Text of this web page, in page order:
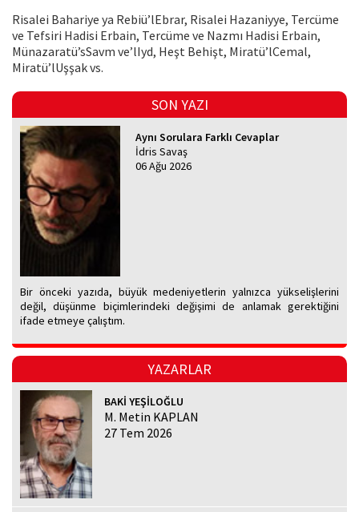
Risalei Bahariye ya Rebiü’lEbrar, Risalei Hazaniyye, Tercüme
ve Tefsiri Hadisi Erbain, Tercüme ve Nazmı Hadisi Erbain,
Münazaratü’sSavm ve’lIyd, Heşt Behişt, Miratü’lCemal,
Miratü’lUşşak vs.
SON YAZI
Aynı Sorulara Farklı Cevaplar
İdris Savaş
06 Ağu 2026
Bir önceki yazıda, büyük medeniyetlerin yalnızca yükselişlerini
değil, düşünme biçimlerindeki değişimi de anlamak gerektiğini
ifade etmeye çalıştım.
YAZARLAR
BAKİ YEŞİLOĞLU
M. Metin KAPLAN
27 Tem 2026